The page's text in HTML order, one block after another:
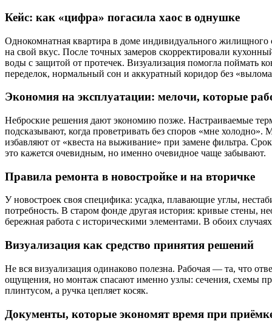
Кейс: как «цифра» погасила хаос в однушке
Однокомнатная квартира в доме индивидуального жилищного
на свой вкус. После точных замеров скорректировали
воды с защитой от протечек. Визуализация помогла поймать
переделок, нормальный сон и аккуратный коридор без
Экономия на эксплуатации: мелочи, которые
Неброские решения дают экономию позже. Настраиваемые
подсказывают, когда проветривать без споров «мне
избавляют от «квеста на выживание» при замене фильтра.
это кажется очевидным, но именно очевидное чаще забывают.
Правила ремонта в новостройке и на вторичке
У новостроек своя специфика: усадка, плавающие углы,
потребность. В старом фонде другая история: кривые стены,
бережная работа с историческими элементами. В обоих
Визуализация как средство принятия решений
Не вся визуализация одинаково полезна. Рабочая — та, что
ощущения, но монтаж спасают именно узлы: сечения, схемы
плинтусом, а ручка цепляет косяк.
Документы, которые экономят время при